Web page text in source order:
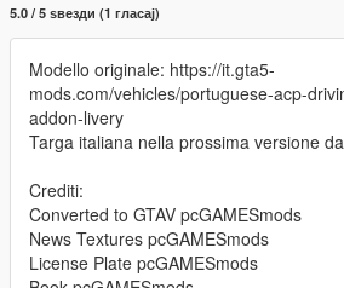
5.0 / 5 ѕвезди (1 гласај)
Modello originale: https://it.gta5-
mods.com/vehicles/portuguese-acp-
addon-livery
Targa italiana nella prossima versione
Crediti:
Converted to GTAV pcGAMESmods
News Textures pcGAMESmods
License Plate pcGAMESmods